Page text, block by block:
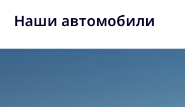
Наши автомобили